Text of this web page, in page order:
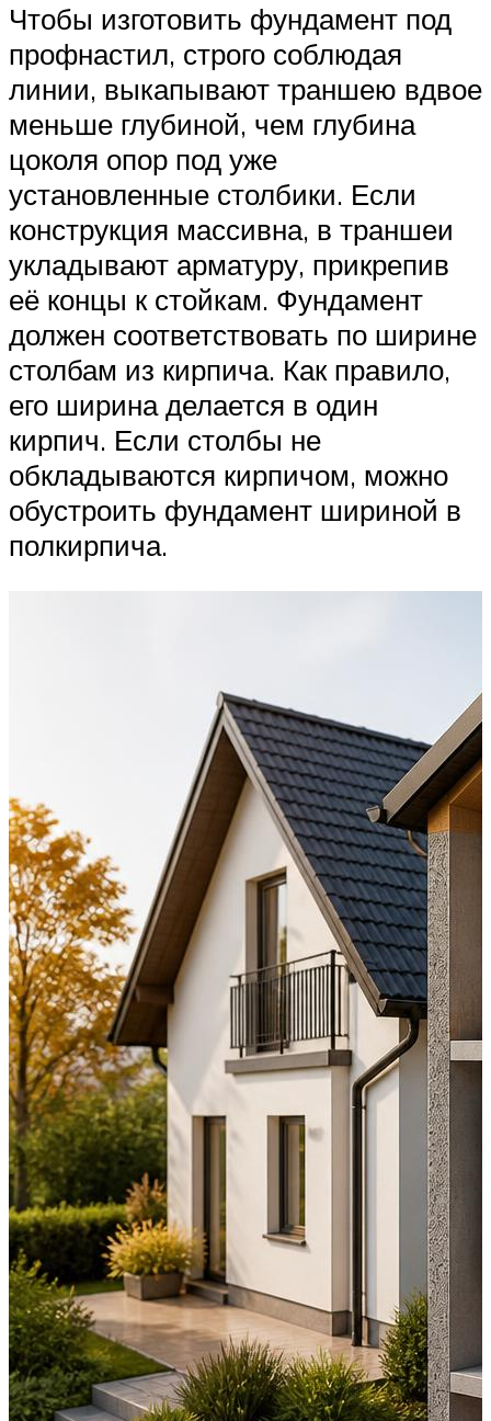
Чтобы изготовить фундамент под
профнастил, строго соблюдая
линии, выкапывают траншею вдвое
меньше глубиной, чем глубина
цоколя опор под уже
установленные столбики. Если
конструкция массивна, в траншеи
укладывают арматуру, прикрепив
её концы к стойкам. Фундамент
должен соответствовать по ширине
столбам из кирпича. Как правило,
его ширина делается в один
кирпич. Если столбы не
обкладываются кирпичом, можно
обустроить фундамент шириной в
полкирпича.